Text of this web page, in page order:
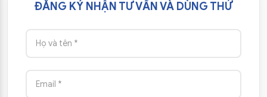
ĐĂNG KÝ NHẬN TƯ VẤN VÀ DÙNG THỬ